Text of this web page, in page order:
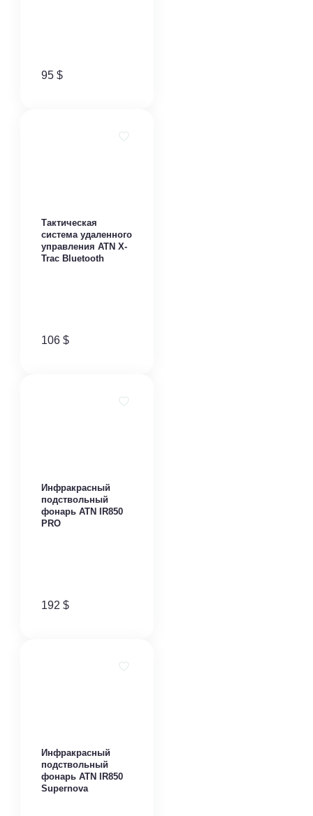
95 $
Тактическая
система удаленного
управления ATN X-
Trac Bluetooth
106 $
Инфракрасный
подствольный
фонарь ATN IR850
PRO
192 $
Инфракрасный
подствольный
фонарь ATN IR850
Supernova